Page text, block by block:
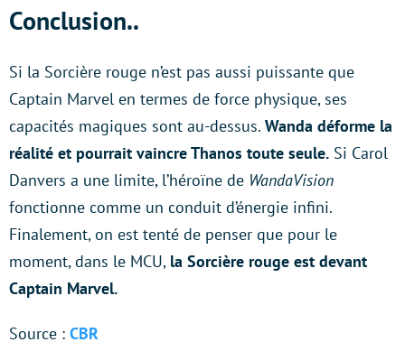
Conclusion..
Si la Sorcière rouge n’est pas aussi puissante que
Captain Marvel en termes de force physique, ses
capacités magiques sont au-dessus. Wanda déforme la
réalité et pourrait vaincre Thanos toute seule. Si Carol
Danvers a une limite, l’héroïne de WandaVision
fonctionne comme un conduit d’énergie infini.
Finalement, on est tenté de penser que pour le
moment, dans le MCU, la Sorcière rouge est devant
Captain Marvel.
Source : CBR